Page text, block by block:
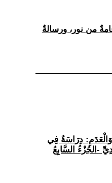
من نور، ورسالةٌ
وَالْعَدَمِ: دِرَاسَةٌ فِي
-الجُزْءُ السَّابِعُ